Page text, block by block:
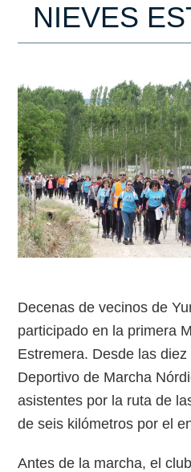
NIEVES
Decenas de vecinos de
participado en la primera
Estremera. Desde las
Deportivo de Marcha
asistentes por la ruta de
de seis kilómetros por el
Antes de la marcha, el